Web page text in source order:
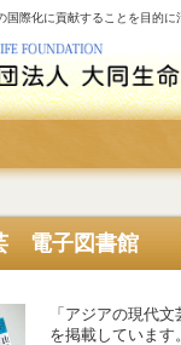
国際化に貢献することを目的
電子図書館
「アジアの現代文
を掲載しています。